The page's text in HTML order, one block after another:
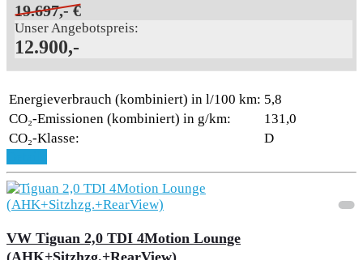
19.697,- €
Unser Angebotspreis:
12.900,-
Energieverbrauch (kombiniert) in l/100 km: 5,8
CO₂-Emissionen (kombiniert) in g/km:
131,0
CO₂-Klasse:
D
VW Tiguan 2,0 TDI 4Motion Lounge